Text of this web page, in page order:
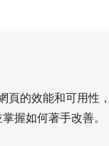
的效能和可用
握如何著手改善。